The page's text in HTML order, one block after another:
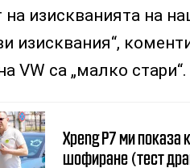
на изискванията на
изисквания“,
VW са „малко стари“.
Xpeng P7 ми показа
шофиране (тест